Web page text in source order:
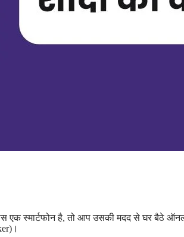
एक स्मार्टफोन है, तो आप उसकी मदद से घर बैठे